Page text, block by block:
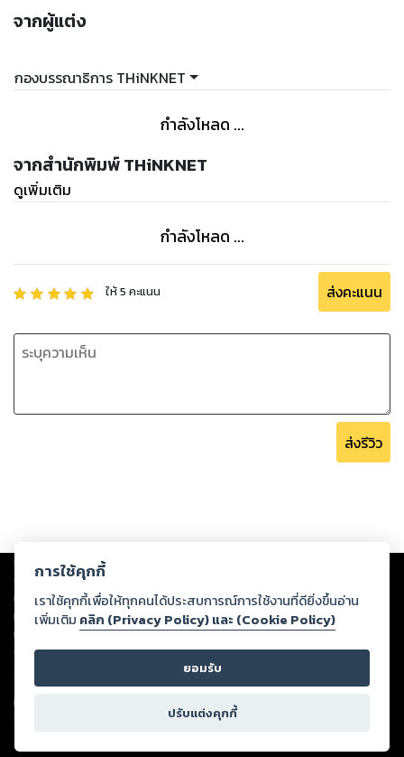
จากผู้แต่ง
กองบรรณาธิการ THiNKNET
กำลังโหลด ...
จากสำนักพิมพ์ THiNKNET
ดูเพิ่มเติม
กำลังโหลด ...
ให้5 คะแนน ส่งคะแนน
ส่งรีวิว
Copyright © 2026
ต่อผลงานหรือเนื้อหาใดที่อัปโหลดผ่านเว็บไซต์และปรากฏว่าละเมิดสิทธิใน
ทรัพย์สินทางปัญญาของบุคคลอื่นหรือขัดต่อกฎหมายและศีลธรรม ดังนั้น ผู้อ่าน
ทุกท่านโปรดใช้วิจารณญาณในการกลั่นกรองด้วยตนเอง และหากท่านพบว่าส่วน
หนึ่งส่วนใดขัดต่อกฎหมายและศีลธรรม กรุณาแจ้งมายังบริษัท เพื่อทีมงานจะได้
ดำเนินการในทันที ทั้งนี้ ทางสตอรี่ล็อกขอสงวนลิขสิทธิ์ตามพระราชบัญญัติ
ลิขสิทธิ์ พ.ศ. 2537 (ฉบับล่าสุด)
For support: member@ookbee.com
Version
การใช้คุกกี้
เราใช้คุกกี้เพื่อให้ทุกคนได้ประสบการณ์การใช้งานที่ดียิ่งขึ้นอ่าน
เพิ่มเติม คลิก (Privacy Policy) และ (Cookie Policy)
ยอมรับ
ปรับแต่งคุกกี้